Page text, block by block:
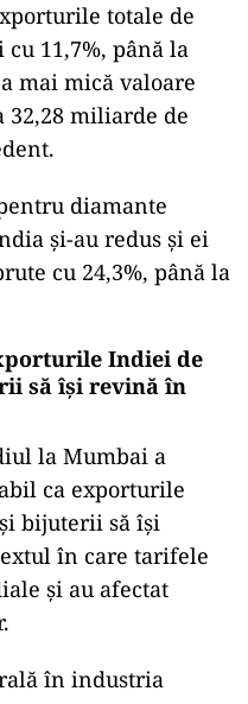
totale de
11,7%, până la
mai mică valoare
miliarde de
diamante
şi-au redus şi ei
cu 24,3%, până la
Indiei de
să îşi revină în
la Mumbai a
ca exporturile
bijuterii să îşi
în care tarifele
şi au afectat
în industria